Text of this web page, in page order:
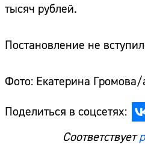
тысяч рублей.
Постановление не
Фото: Екатерина Громова/
Поделиться в соцсетях:
Соответствует